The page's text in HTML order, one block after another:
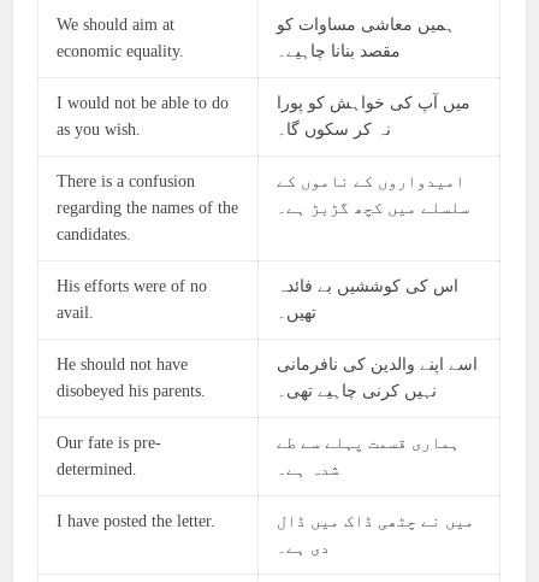
We should aim at
economic equality.
ہمیں معاشی مساوات کو
مقصد بنانا چاہیے۔
I would not be able to do
as you wish.
میں آپ کی خواہش کو پورا
نہ کر سکوں گا۔
There is a confusion
regarding the names of the
candidates.
امیدواروں کے ناموں کے
سلسلے میں کچھ گڑبڑ ہے۔
His efforts were of no
avail.
اس کی کوششیں بے فائدہ
تھیں۔
He should not have
disobeyed his parents.
اسے اپنے والدین کی نافرمانی
نہیں کرنی چاہیے تھی۔
Our fate is pre-
determined.
ہماری قسمت پہلے سے طے
شدہ ہے۔
I have posted the letter.
میں نے چٹھی ڈاک میں ڈال
دی ہے۔